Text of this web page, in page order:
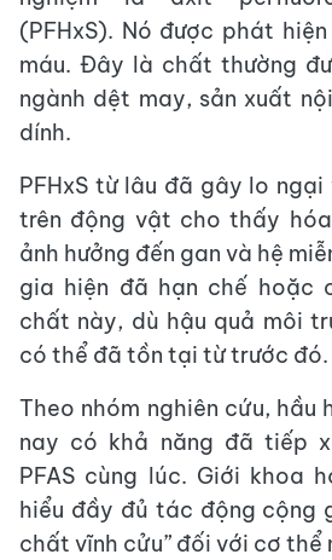
(PFHxS). Nó được phát
máu. Đây là chất thường
ngành dệt may, sản xuất
dính.
PFHxS từ lâu đã gây lo
trên động vật cho thấy
ảnh hưởng đến gan và hệ
gia hiện đã hạn chế hoặc
chất này, dù hậu quả môi
có thể đã tồn tại từ trước đó.
Theo nhóm nghiên cứu, hầu
nay có khả năng đã tiếp
PFAS cùng lúc. Giới khoa
hiểu đầy đủ tác động cộng
chất vĩnh cửu” đối với cơ thể